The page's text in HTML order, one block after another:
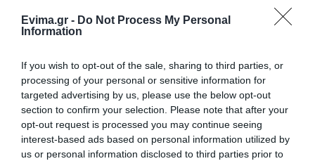
Evima.gr - Do Not Process My Personal
Information
If you wish to opt-out of the sale, sharing to third parties, or
processing of your personal or sensitive information for
targeted advertising by us, please use the below opt-out
section to confirm your selection. Please note that after your
opt-out request is processed you may continue seeing
interest-based ads based on personal information utilized by
us or personal information disclosed to third parties prior to